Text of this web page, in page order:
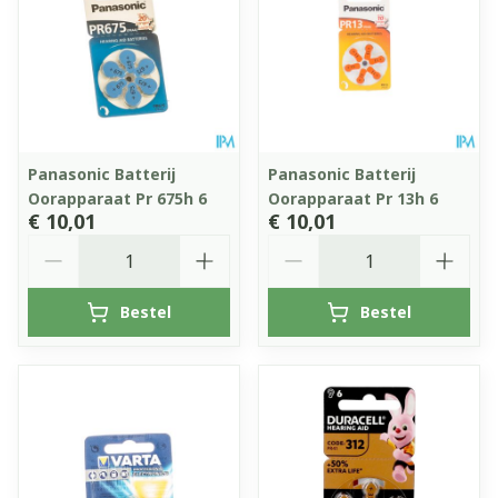
Panasonic Batterij
Oorapparaat Pr 675h 6
€ 10,01
Bestel
Panasonic Batterij
Oorapparaat Pr 13h 6
€ 10,01
Bestel